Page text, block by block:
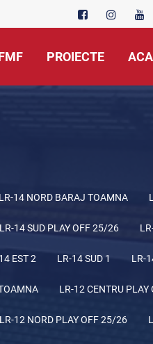
PROIECTE
LR-14 NORD BARAJ TOAMNA
LR-14 SUD PLAY OFF 25/26
EST 2 LR-14 SUD 1 LR-
LR-12 CENTRU
LR-12 NORD PLAY OFF 25/26